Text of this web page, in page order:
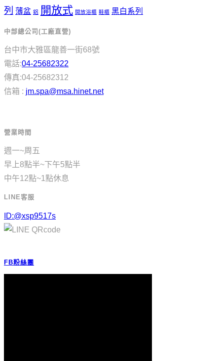
列 薄盆 鋁 開放式 開放浴櫃 鞋櫃 黑白系列
中部總公司(工廠直營)
台中市大雅區龍善一街68號
電話:04-25682322
傳真:04-25682312
信箱 : jm.spa@msa.hinet.net
營業時間
週一~周五
早上8點半~下午5點半
中午12點~1點休息
LINE客服
ID:@xsp9517s
FB粉絲團